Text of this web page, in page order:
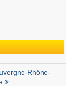
Rhône-